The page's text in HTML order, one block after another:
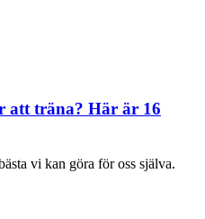
att träna? Här är 16
vi kan göra för oss själva.